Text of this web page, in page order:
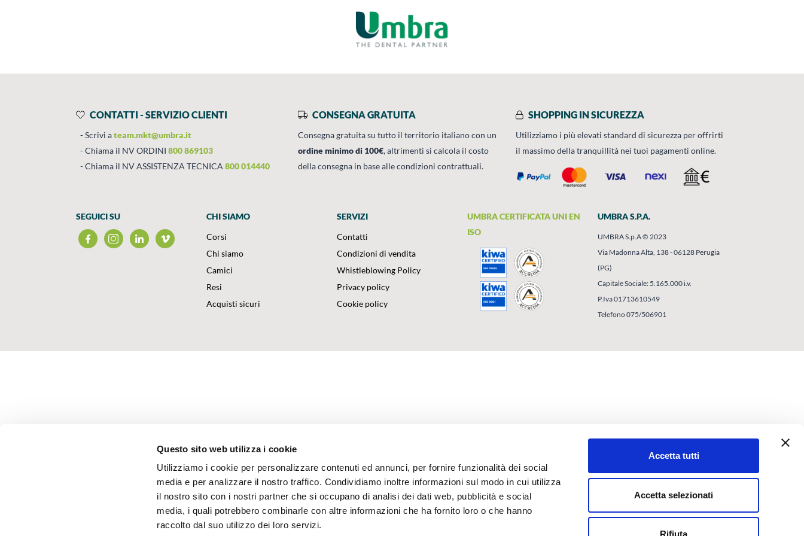
Questo sito web utilizza i cookie
Utilizziamo i cookie per personalizzare contenuti ed annunci, per fornire funzionalità dei social
media e per analizzare il nostro traffico. Condividiamo inoltre informazioni sul modo in cui utilizza
il nostro sito con i nostri partner che si occupano di analisi dei dati web, pubblicità e social
media, i quali potrebbero combinarle con altre informazioni che ha fornito loro o che hanno
raccolto dal suo utilizzo dei loro servizi.
Accetta tutti
Accetta selezionati
Rifiuta
CONTATTI - SERVIZIO CLIENTI
Scrivi ateam.mkt@umbra.it
Chiama il NV ORDINI 800 869103
Chiama il NV ASSISTENZA TECNICA 800 014440
CONSEGNA GRATUITA
Consegna gratuita su tutto il territorio italiano con un
ordine minimo di 100€, altrimenti si calcola il costo
della consegna in base alle condizioni contrattuali.
SHOPPING IN SICUREZZA
Utilizziamo i più elevati standard di sicurezza per offrirti
il massimo della tranquillità nei tuoi pagamenti online.
SEGUICI SU
CHI SIAMO
Corsi
Chi siamo
Camici
Resi
Acquisti sicuri
SERVIZI
Contatti
Condizioni di vendita
Whistleblowing Policy
Privacy policy
Cookie policy
UMBRA CERTIFICATA UNI EN
ISO
UMBRA S.P.A.
UMBRA S.p.A © 2023
Via Madonna Alta, 138 - 06128 Perugia
(PG)
Capitale Sociale: 5.165.000 i.v.
P.Iva 01713610549
Telefono 075/506901